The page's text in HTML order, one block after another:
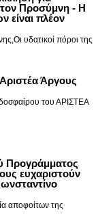
Προσύμνη - Η
είναι πλέον
υδατικοί πόροι της
Άργους
του ΑΡΙΣΤΕΑ
Προγράμματος
ευχαριστούν
αποφοίτων της